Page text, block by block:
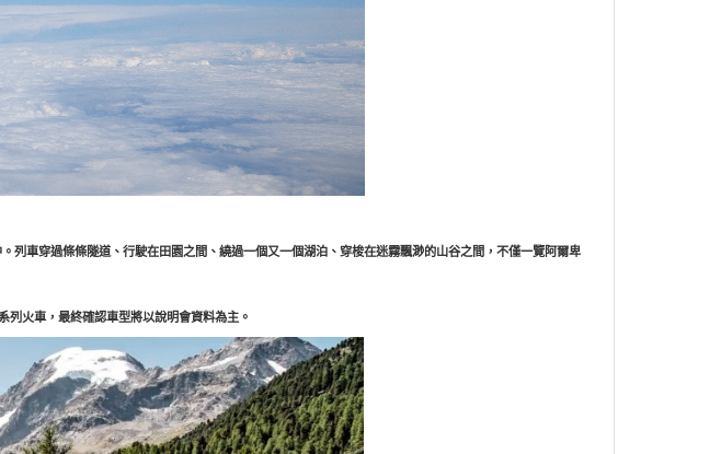
車穿過條條隧道、行駛在田園之間、繞過一個又一個湖泊、穿梭在迷霧飄渺的山谷之間，不僅一覽阿爾卑
列火車，最終確認車型將以說明會資料為主。